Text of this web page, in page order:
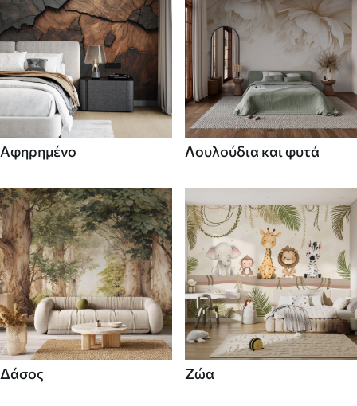
Αφηρημένο Λουλούδια και φυτά
Δάσος Ζώα